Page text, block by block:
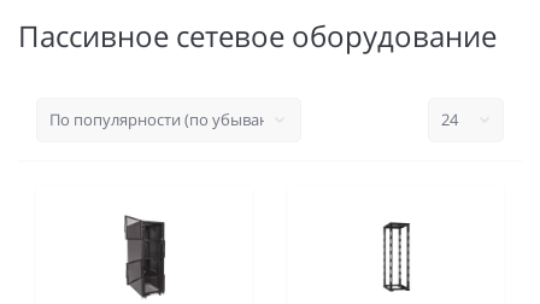
Пассивное сетевое оборудование